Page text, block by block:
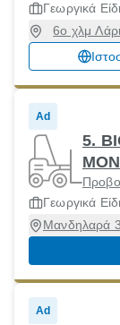
Γεωργικά
6ο χλμ
Ad
5.
Γεωργικά
Μανδηλαρά
Ad